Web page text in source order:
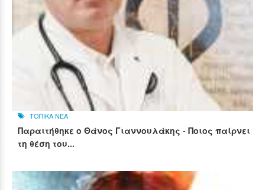
ΤΟΠΙΚΑ ΝΕΑ
Παραιτήθηκε ο Θάνος Γιαννουλάκης - Ποιος παίρνει
τη θέση του...